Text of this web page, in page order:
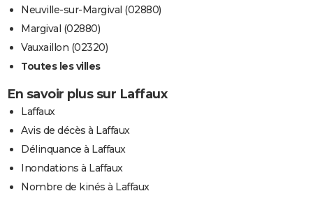
Neuville-sur-Margival (02880)
Margival (02880)
Vauxaillon (02320)
Toutes les villes
En savoir plus sur Laffaux
Laffaux
Avis de décès à Laffaux
Délinquance à Laffaux
Inondations à Laffaux
Nombre de kinés à Laffaux